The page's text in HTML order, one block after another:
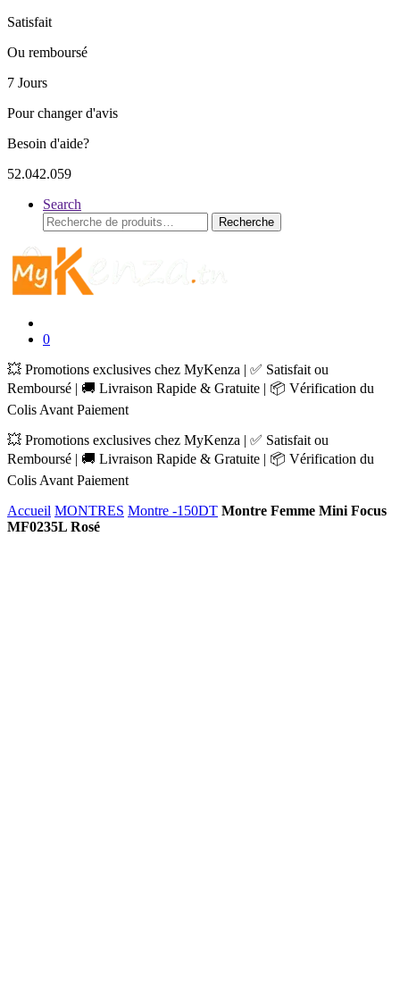
Satisfait
Ou remboursé
7 Jours
Pour changer d'avis
Besoin d'aide?
52.042.059
Search
Recherche
pour :
Recherche
0
💥 Promotions exclusives chez MyKenza | ✅ Satisfait ou
Remboursé | 🚚 Livraison Rapide & Gratuite | 📦 Vérification du
Colis Avant Paiement
💥 Promotions exclusives chez MyKenza | ✅ Satisfait ou
Remboursé | 🚚 Livraison Rapide & Gratuite | 📦 Vérification du
Colis Avant Paiement
Accueil MONTRES Montre -150DT Montre Femme Mini Focus
MF0235L Rosé